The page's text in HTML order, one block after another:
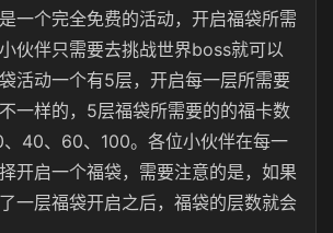
一个完全免费的活动，开启福袋所需
伙伴只需要去挑战世界boss就可以
活动一个有5层，开启每一层所需要
一样的，5层福袋所需要的的福卡数
40、60、100。各位小伙伴在每一
开启一个福袋，需要注意的是，如果
一层福袋开启之后，福袋的层数就会